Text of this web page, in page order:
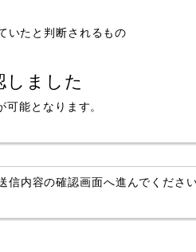
いたと判断されるもの
しました
能となります。
内容の確認画面へ進んでください